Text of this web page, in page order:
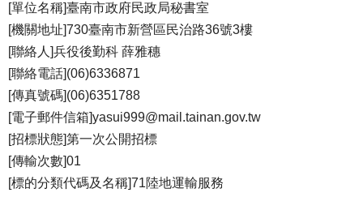
[單位名稱]臺南市政府民政局秘書室
[機關地址]730臺南市新營區民治路36號3樓
[聯絡人]兵役後勤科 薛雅穗
[聯絡電話](06)6336871
[傳真號碼](06)6351788
[電子郵件信箱]yasui999@mail.tainan.gov.tw
[招標狀態]第一次公開招標
[傳輸次數]01
[標的分類代碼及名稱]71陸地運輸服務